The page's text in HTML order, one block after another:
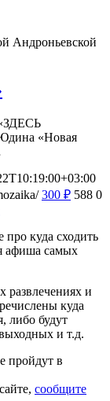
Андроньевской
«Новая
300 ₽ 588 0
про куда сходить
афиша самых
развлечениях и
куда
либо будут
и т.д.
пройдут в
сообщите